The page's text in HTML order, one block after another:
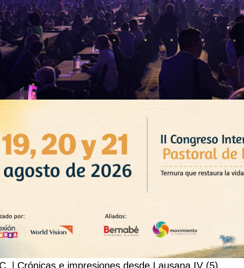
| Crónicas e impresiones desde Lausana IV (5)